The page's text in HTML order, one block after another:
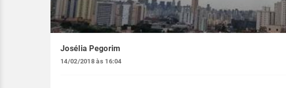
Josélia Pegorim
14/02/2018 às 16:04